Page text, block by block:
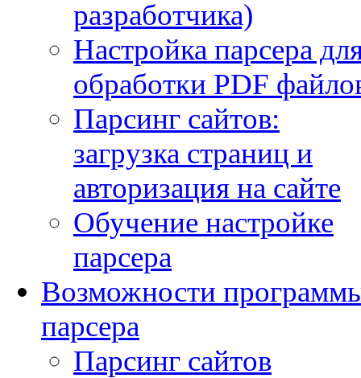
разработчика)
Настройка парсера
обработки PDF
Парсинг сайтов:
загрузка страниц и
авторизация на сайте
Обучение настройке
парсера
Возможности
парсера
Парсинг сайтов